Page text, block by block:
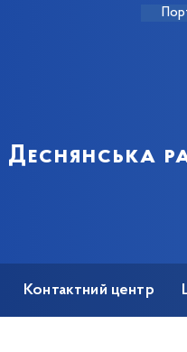
Деснянська
Контактний центр